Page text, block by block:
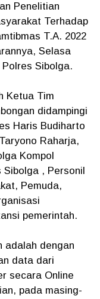
Penelitian
Terhadap
T.A. 2022
Selasa
Sibolga.
Ketua Tim
didampingi
Haris Budiharto
Raharja,
Kompol
Sibolga , Personil
Pemuda,
pemerintah.
adalah dengan
data dari
secara Online
pada masing-